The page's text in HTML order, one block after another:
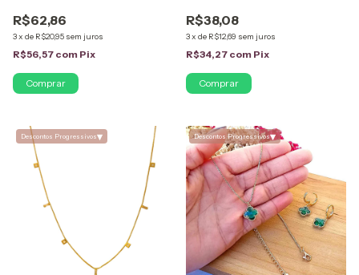
R$62,86
3x de R$20,95 sem juros
R$56,57 com Pix
Comprar
R$38,08
3x de R$12,69 sem juros
R$34,27 com Pix
Descontos Progressivos▾ Descontos Progressivos▾